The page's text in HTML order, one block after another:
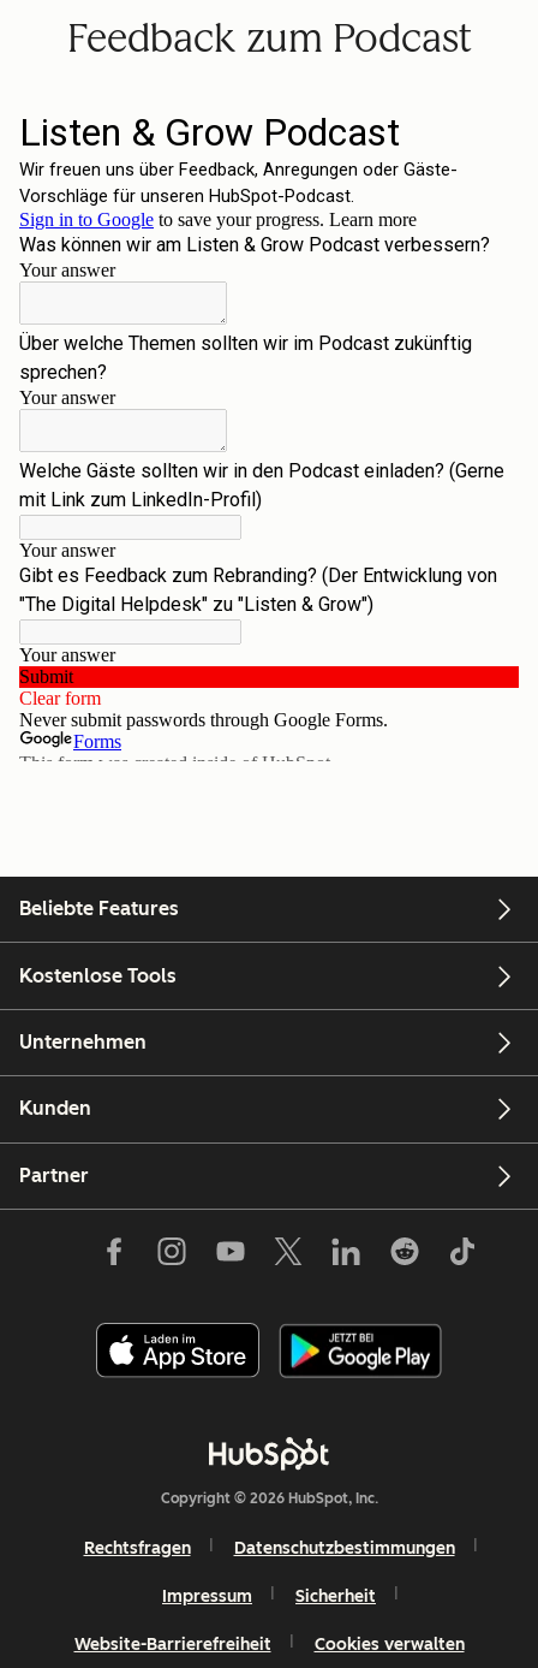
Feedback zum Podcast
Beliebte Features
Kostenlose Tools
Unternehmen
Kunden
Partner
Copyright © 2026 HubSpot, Inc.
Rechtsfragen Datenschutzbestimmungen
Impressum Sicherheit
Website-Barrierefreiheit Cookies verwalten